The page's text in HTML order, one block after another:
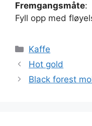
Fremgangsmåte:
Fyll opp med
Kategorier
Kaffe
Hot gold
Black forest